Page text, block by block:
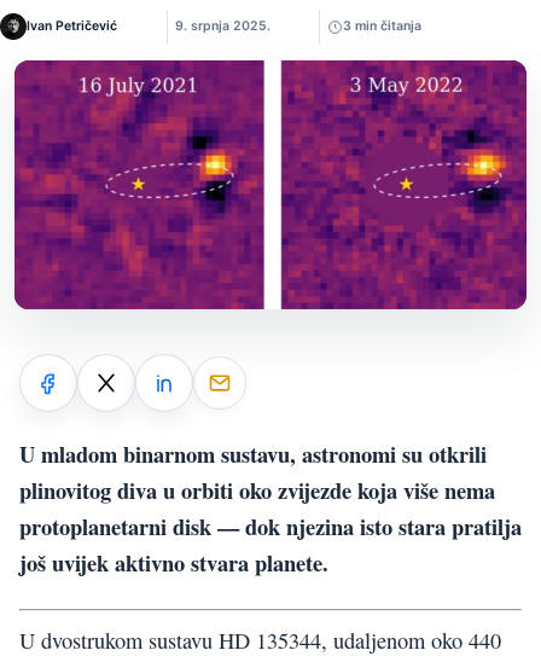
Ivan Petričević 9. srpnja 2025. 3 min čitanja
U mladom binarnom sustavu, astronomi su otkrili
plinovitog diva u orbiti oko zvijezde koja više nema
protoplanetarni disk — dok njezina isto stara pratilja
još uvijek aktivno stvara planete.
U dvostrukom sustavu HD 135344, udaljenom oko 440